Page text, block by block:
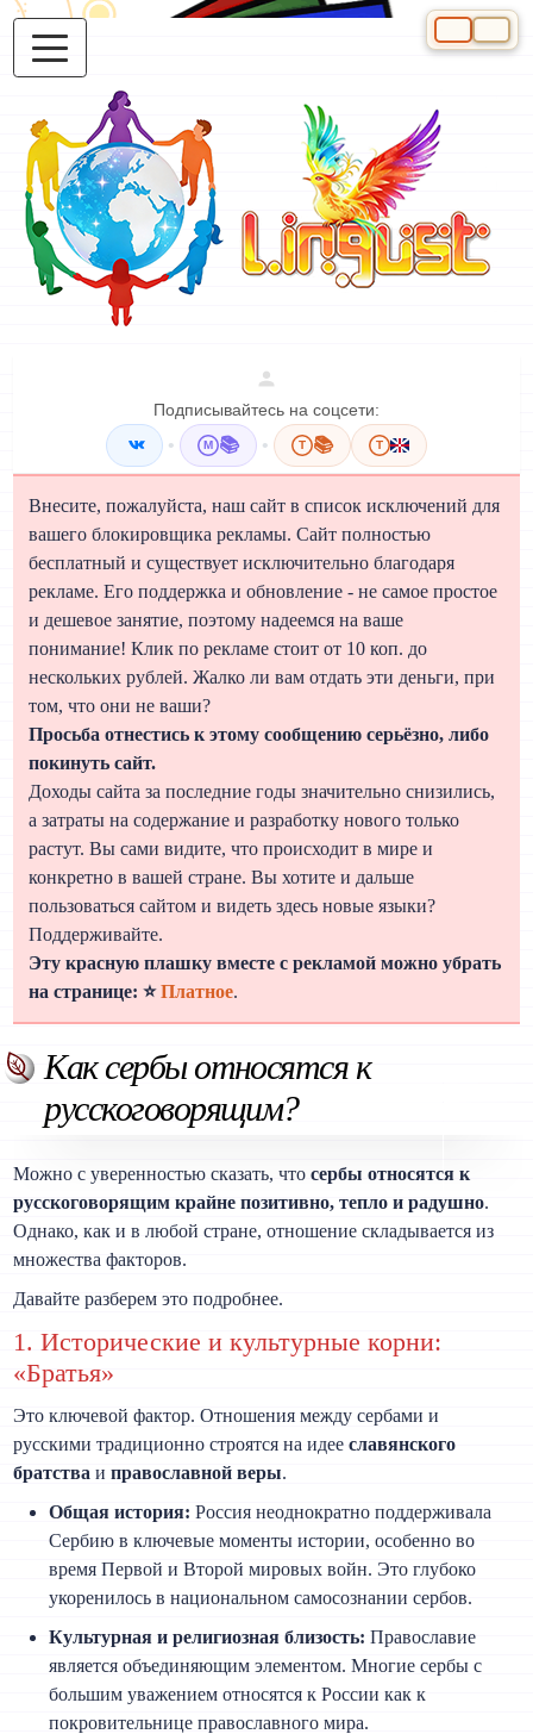
Подписывайтесь на соцсети:
• M 📚 • T 📚 T
Внесите, пожалуйста, наш сайт в список исключений для
вашего блокировщика рекламы. Сайт полностью
бесплатный и существует исключительно благодаря
рекламе. Его поддержка и обновление - не самое простое
и дешевое занятие, поэтому надеемся на ваше
понимание! Клик по рекламе стоит от 10 коп. до
нескольких рублей. Жалко ли вам отдать эти деньги, при
том, что они не ваши?
Просьба отнестись к этому сообщению серьёзно, либо
покинуть сайт.
Доходы сайта за последние годы значительно снизились,
а затраты на содержание и разработку нового только
растут. Вы сами видите, что происходит в мире и
конкретно в вашей стране. Вы хотите и дальше
пользоваться сайтом и видеть здесь новые языки?
Поддерживайте.
Эту красную плашку вместе с рекламой можно убрать
на странице: ⭐Платное.
Как сербы относятся к
русскоговорящим?
Можно с уверенностью сказать, чтосербы относятся к
русскоговорящим крайне позитивно, тепло и радушно.
Однако, как и в любой стране, отношение складывается из
множества факторов.
Давайте разберем это подробнее.
1. Исторические и культурные корни:
«Братья»
Это ключевой фактор. Отношения между сербами и
русскими традиционно строятся на идееславянского
братства иправославной веры.
Общая история: Россия неоднократно поддерживала
Сербию в ключевые моменты истории, особенно во
время Первой и Второй мировых войн. Это глубоко
укоренилось в национальном самосознании сербов.
Культурная и религиозная близость: Православие
является объединяющим элементом. Многие сербы с
большим уважением относятся к России как к
покровительнице православного мира.